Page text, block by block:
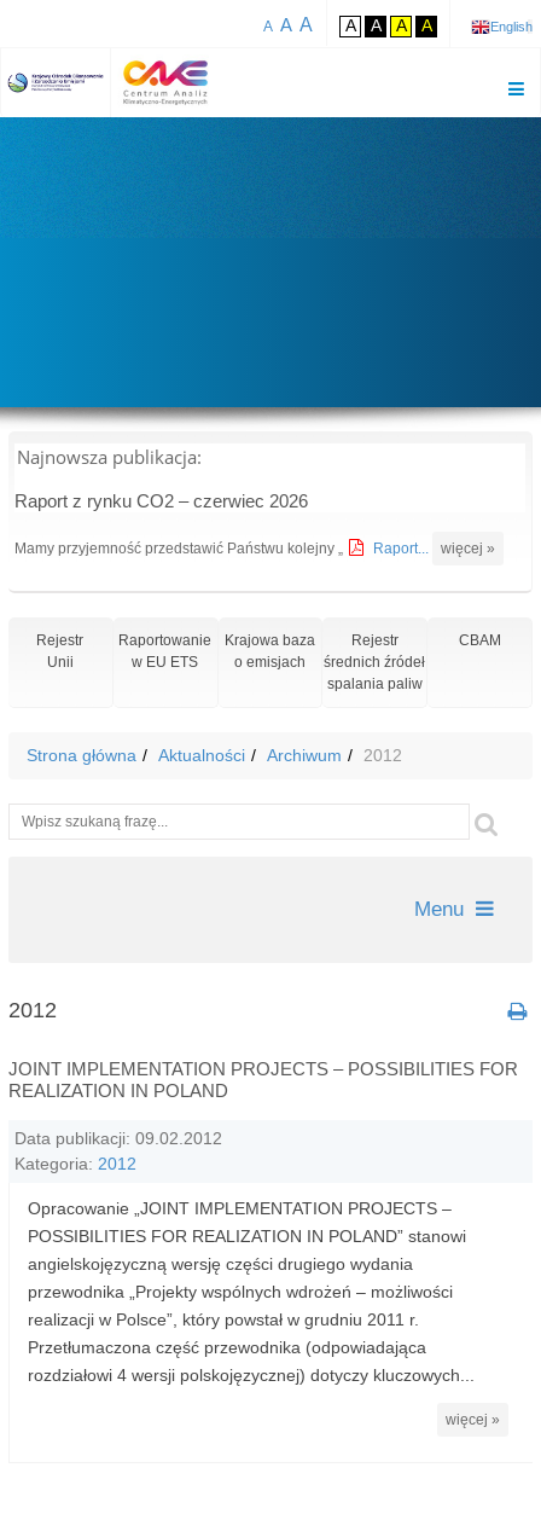
A A A A A A A English
Najnowsza publikacja:
Raport z rynku CO2 – czerwiec 2026
Mamy przyjemność przedstawić Państwu kolejny „ Raport... więcej »
Rejestr
Unii
Raportowanie
w EU ETS
Krajowa baza
o emisjach
Rejestr
średnich źródeł
spalania paliw
CBAM
Strona główna Aktualności Archiwum 2012
Wyszukiwarka
Menu
2012
JOINT IMPLEMENTATION PROJECTS – POSSIBILITIES FOR
REALIZATION IN POLAND
Data publikacji: 09.02.2012
Kategoria: 2012
Opracowanie „JOINT IMPLEMENTATION PROJECTS –
POSSIBILITIES FOR REALIZATION IN POLAND” stanowi
angielskojęzyczną wersję części drugiego wydania
przewodnika „Projekty wspólnych wdrożeń – możliwości
realizacji w Polsce”, który powstał w grudniu 2011 r.
Przetłumaczona część przewodnika (odpowiadająca
rozdziałowi 4 wersji polskojęzycznej) dotyczy kluczowych...
więcej »